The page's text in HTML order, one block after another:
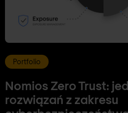
Portfolio
Nomios Zero Trust:
rozwiązań z zakresu